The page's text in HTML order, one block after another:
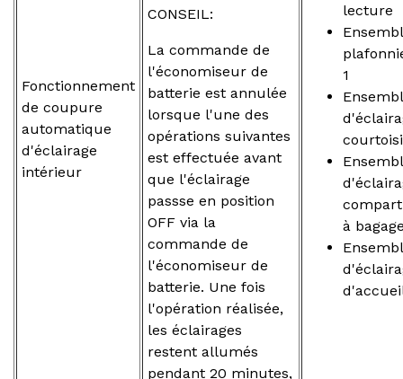
Fonctionnement
de coupure
automatique
d'éclairage
intérieur
CONSEIL:
La commande de
l'économiseur de
batterie est annulée
lorsque l'une des
opérations suivantes
est effectuée avant
que l'éclairage
passse en position
OFF via la
commande de
l'économiseur de
batterie. Une fois
l'opération réalisée,
les éclairages
restent allumés
pendant 20 minutes,
lecture
1
à